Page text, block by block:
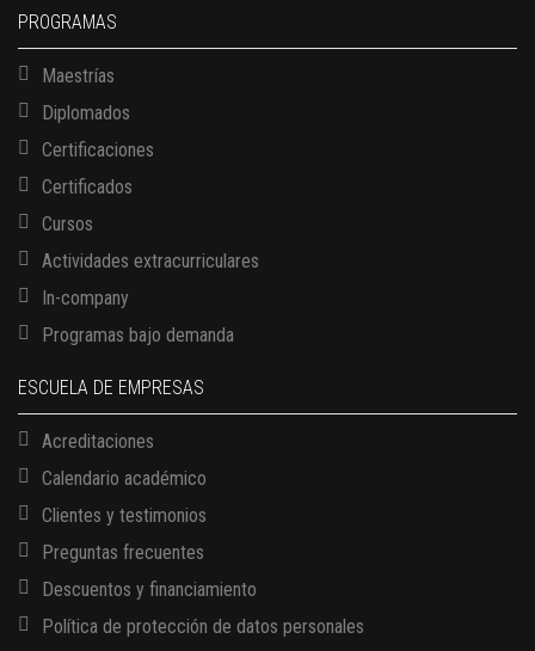
PROGRAMAS
Maestrías
Diplomados
Certificaciones
Certificados
Cursos
Actividades extracurriculares
In-company
Programas bajo demanda
ESCUELA DE EMPRESAS
Acreditaciones
Calendario académico
Clientes y testimonios
Preguntas frecuentes
Descuentos y financiamiento
Política de protección de datos personales